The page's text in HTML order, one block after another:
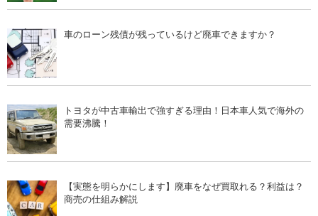
車のローン残債が残っているけど廃車できますか？
トヨタが中古車輸出で強すぎる理由！日本車人気で海外の
需要沸騰！
【実態を明らかにします】廃車をなぜ買取れる？利益は？
商売の仕組み解説